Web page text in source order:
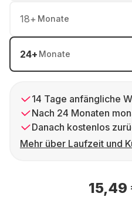
18+ Monate
24+ Monate
14 Tage anfängliche
Nach 24 Monaten
Danach kostenlos
Mehr über Laufzeit und
15,49